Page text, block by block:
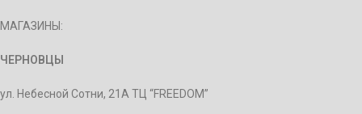
МАГАЗИНЫ:
ЧЕРНОВЦЫ
ул. Небесной Сотни, 21А ТЦ “FREEDOM”